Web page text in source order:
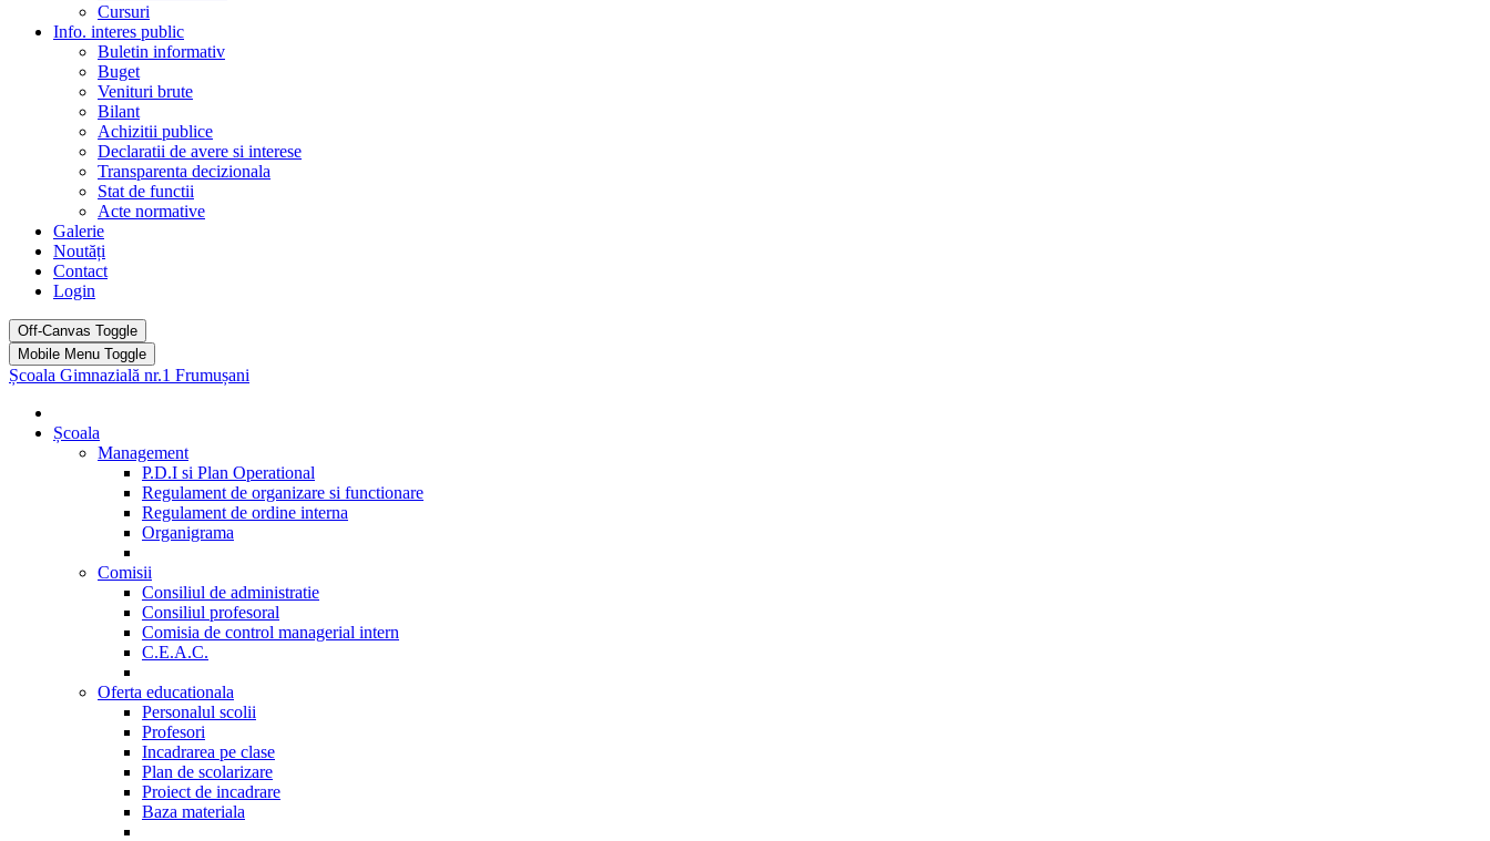
Cursuri
Info. interes public
Buletin informativ
Buget
Venituri brute
Bilant
Achizitii publice
Declaratii de avere si interese
Transparenta decizionala
Stat de functii
Acte normative
Galerie
Noutăți
Contact
Login
Off-Canvas Toggle
Mobile Menu Toggle
Școala Gimnazială nr.1 Frumușani
Școala
Management
P.D.I si Plan Operational
Regulament de organizare si functionare
Regulament de ordine interna
Organigrama
Comisii
Consiliul de administratie
Consiliul profesoral
Comisia de control managerial intern
C.E.A.C.
Oferta educationala
Personalul scolii
Profesori
Incadrarea pe clase
Plan de scolarizare
Proiect de incadrare
Baza materiala